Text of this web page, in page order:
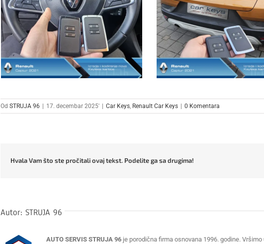
OdSTRUJA 96 | 17. decembar 2025' | Car Keys Renault Car Keys | 0 Komentara
Hvala Vam što ste pročitali ovaj tekst. Podelite ga sa drugima!
Autor:STRUJA 96
AUTO SERVIS STRUJA 96 je porodična firma osnovana 1996. godine.